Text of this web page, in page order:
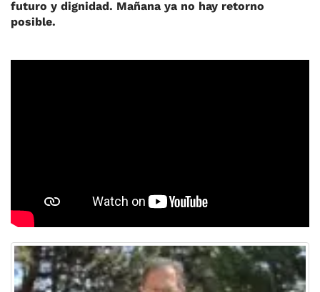
futuro y dignidad. Mañana ya no hay retorno
posible.